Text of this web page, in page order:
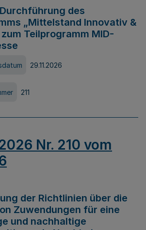
des
„Mittelstand Innovativ &
Teilprogramm MID-
29.11.2026
211
Nr. 210 vom
der Richtlinien über die
Zuwendungen für eine
und nachhaltige